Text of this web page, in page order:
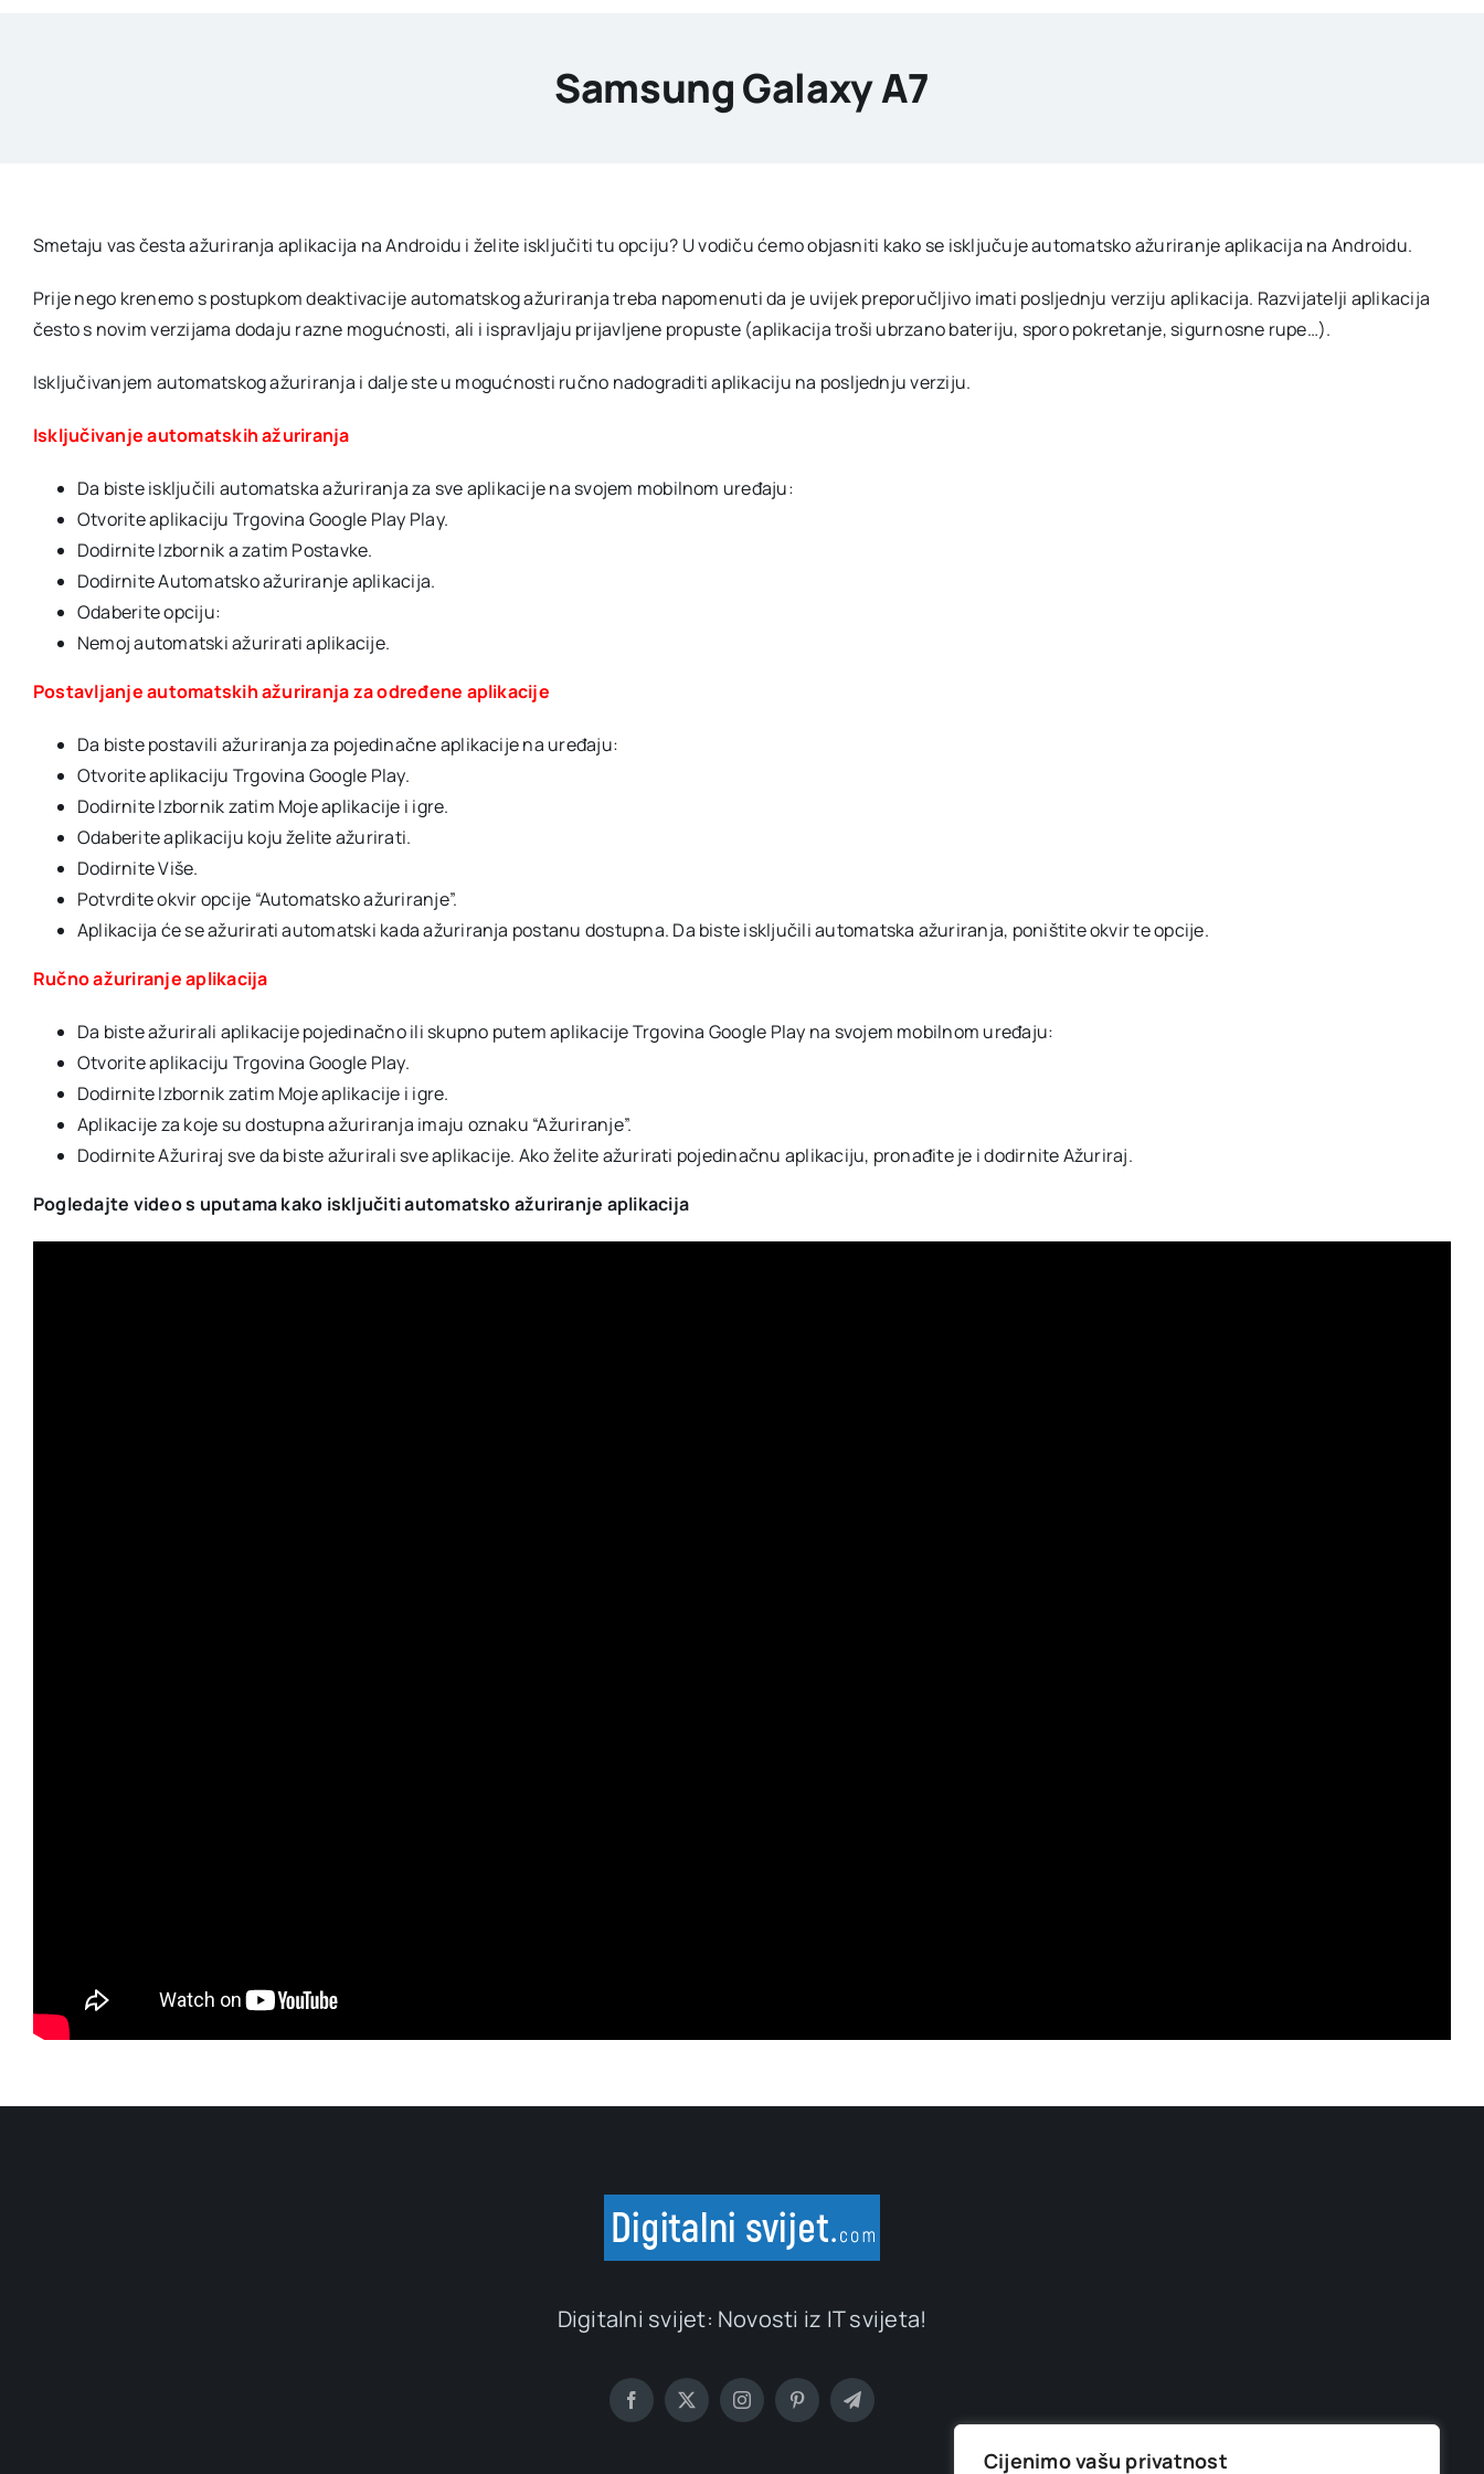
Cijenimo vašu privatnost
Samsung Galaxy A7
Smetaju vas česta ažuriranja aplikacija na Androidu i želite isključiti tu opciju? U vodiču ćemo objasniti kako se isključuje automatsko ažuriranje aplikacija na Androidu.
Prije nego krenemo s postupkom deaktivacije automatskog ažuriranja treba napomenuti da je uvijek preporučljivo imati posljednju verziju aplikacija. Razvijatelji aplikacija
često s novim verzijama dodaju razne mogućnosti, ali i ispravljaju prijavljene propuste (aplikacija troši ubrzano bateriju, sporo pokretanje, sigurnosne rupe…).
Isključivanjem automatskog ažuriranja i dalje ste u mogućnosti ručno nadograditi aplikaciju na posljednju verziju.
Isključivanje automatskih ažuriranja
Da biste isključili automatska ažuriranja za sve aplikacije na svojem mobilnom uređaju:
Otvorite aplikaciju Trgovina Google Play Play.
Dodirnite Izbornik a zatim Postavke.
Dodirnite Automatsko ažuriranje aplikacija.
Odaberite opciju:
Nemoj automatski ažurirati aplikacije.
Postavljanje automatskih ažuriranja za određene aplikacije
Da biste postavili ažuriranja za pojedinačne aplikacije na uređaju:
Otvorite aplikaciju Trgovina Google Play.
Dodirnite Izbornik zatim Moje aplikacije i igre.
Odaberite aplikaciju koju želite ažurirati.
Dodirnite Više.
Potvrdite okvir opcije “Automatsko ažuriranje”.
Aplikacija će se ažurirati automatski kada ažuriranja postanu dostupna. Da biste isključili automatska ažuriranja, poništite okvir te opcije.
Ručno ažuriranje aplikacija
Da biste ažurirali aplikacije pojedinačno ili skupno putem aplikacije Trgovina Google Play na svojem mobilnom uređaju:
Otvorite aplikaciju Trgovina Google Play.
Dodirnite Izbornik zatim Moje aplikacije i igre.
Aplikacije za koje su dostupna ažuriranja imaju oznaku “Ažuriranje”.
Dodirnite Ažuriraj sve da biste ažurirali sve aplikacije. Ako želite ažurirati pojedinačnu aplikaciju, pronađite je i dodirnite Ažuriraj.
Pogledajte video s uputama kako isključiti automatsko ažuriranje aplikacija
Digitalni svijet: Novosti iz IT svijeta!